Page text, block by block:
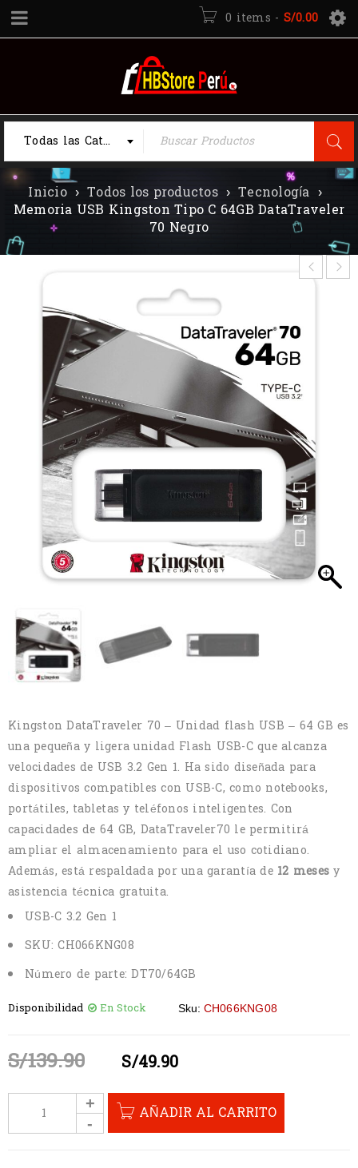
0 items - S/0.00
Todas las Categorias
Inicio › Todos los productos › Tecnología ›
Memoria USB Kingston Tipo C 64GB DataTraveler
70 Negro
Kingston DataTraveler 70 – Unidad flash USB – 64 GB es
una pequeña y ligera unidad Flash USB-C que alcanza
velocidades de USB 3.2 Gen 1. Ha sido diseñada para
dispositivos compatibles con USB-C, como notebooks,
portátiles, tabletas y teléfonos inteligentes. Con
capacidades de 64 GB, DataTraveler70 le permitirá
ampliar el almacenamiento para el uso cotidiano.
Además, está respaldada por una garantía de12 mesesy
asistencia técnica gratuita.
USB-C 3.2 Gen 1
SKU:CH066KNG08
Número de parte:DT70/64GB
Disponibilidad En Stock Sku: CH066KNG08
S/139.90 S/49.90
AÑADIR AL CARRITO